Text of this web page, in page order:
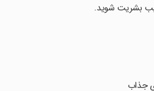
بشریت شوید.
جذاب